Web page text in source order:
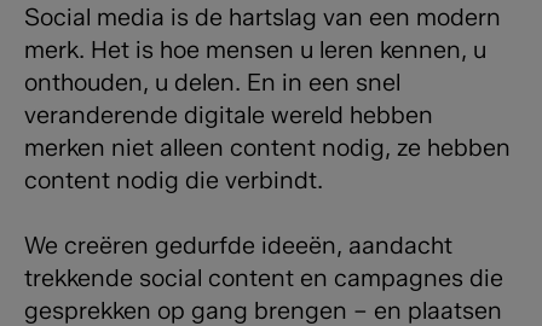
Social media is de hartslag van een modern
merk. Het is hoe mensen u leren kennen, u
onthouden, u delen. En in een snel
veranderende digitale wereld hebben
merken niet alleen content nodig, ze hebben
content nodig die verbindt.
We creëren gedurfde ideeën, aandacht
trekkende social content en campagnes die
gesprekken op gang brengen – en plaatsen